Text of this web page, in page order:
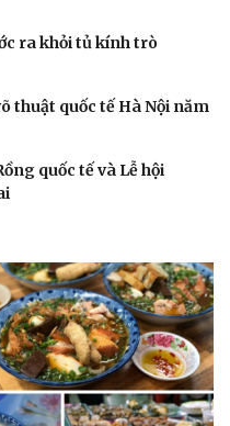
ra khỏi tủ kính trò
thuật quốc tế Hà Nội năm
quốc tế và Lễ hội